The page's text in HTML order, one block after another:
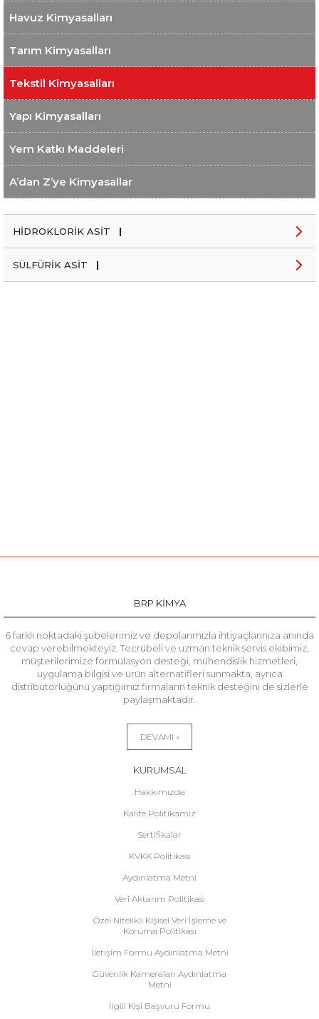
Havuz Kimyasalları
Tarım Kimyasalları
Tekstil Kimyasalları
Yapı Kimyasalları
Yem Katkı Maddeleri
A’dan Z’ye Kimyasallar
HİDROKLORİK ASİT |
SÜLFÜRİK ASİT |
BRP KİMYA
6 farklı noktadaki şubelerimiz ve depolarımızla ihtiyaçlarınıza anında
cevap verebilmekteyiz. Tecrübeli ve uzman teknik servis ekibimiz,
müşterilerimize formülasyon desteği, mühendislik hizmetleri,
uygulama bilgisi ve ürün alternatifleri sunmakta, ayrıca
distribütörlüğünü yaptığımız firmaların teknik desteğini de sizlerle
paylaşmaktadır.
DEVAMI »
KURUMSAL
Hakkımızda
Kalite Politikamız
Sertifikalar
KVKK Politikası
Aydınlatma Metni
Veri Aktarım Politikası
Özel Nitelikli Kişisel Veri İşleme ve
Koruma Politikası
İletişim Formu Aydınlatma Metni
Güvenlik Kameraları Aydınlatma
Metni
İlgili Kişi Başvuru Formu